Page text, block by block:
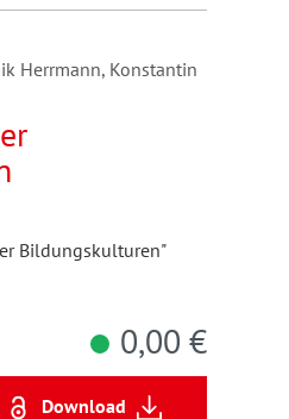
Herrmann, Konstantin
Bildungskulturen"
0,00 €
Download